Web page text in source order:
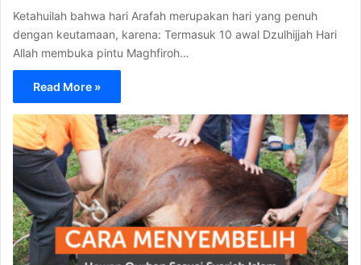
Ketahuilah bahwa hari Arafah merupakan hari yang penuh
dengan keutamaan, karena: Termasuk 10 awal Dzulhijjah Hari
Allah membuka pintu Maghfiroh…
Read More »